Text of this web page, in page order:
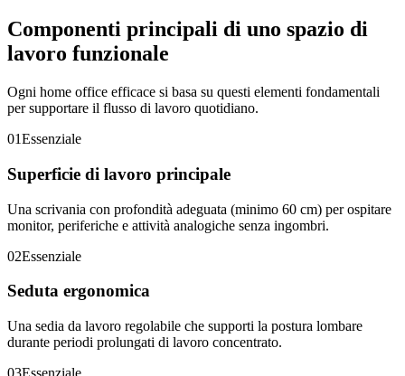
Componenti principali di uno spazio di
lavoro funzionale
Ogni home office efficace si basa su questi elementi fondamentali
per supportare il flusso di lavoro quotidiano.
01Essenziale
Superficie di lavoro principale
Una scrivania con profondità adeguata (minimo 60 cm) per ospitare
monitor, periferiche e attività analogiche senza ingombri.
02Essenziale
Seduta ergonomica
Una sedia da lavoro regolabile che supporti la postura lombare
durante periodi prolungati di lavoro concentrato.